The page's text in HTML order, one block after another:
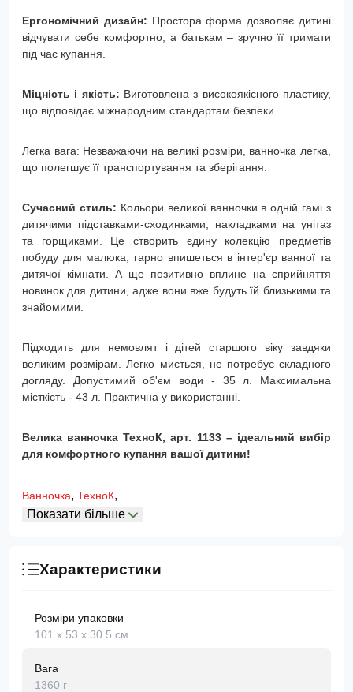
Ергономічний дизайн: Простора форма дозволяє дитині
відчувати себе комфортно, а батькам – зручно її тримати
під час купання.
Міцність і якість: Виготовлена з високоякісного пластику,
що відповідає міжнародним стандартам безпеки.
Легка вага: Незважаючи на великі розміри, ванночка легка,
що полегшує її транспортування та зберігання.
Сучасний стиль: Кольори великої ванночки в одній гамі з
дитячими підставками-сходинками, накладками на унітаз
та горщиками. Це створить єдину колекцію предметів
побуду для малюка, гарно впишеться в інтер'єр ванної та
дитячої кімнати. А ще позитивно вплине на сприйняття
новинок для дитини, адже вони вже будуть їй близькими та
знайомими.
Підходить для немовлят і дітей старшого віку завдяки
великим розмірам. Легко миється, не потребує складного
догляду. Допустимий об'єм води - 35 л. Максимальна
місткість - 43 л. Практична у використанні.
Велика ванночка ТехноК, арт. 1133 – ідеальний вибір
для комфортного купання вашої дитини!
Ванночка, ТехноК,
Показати більше
Характеристики
Розміри упаковки
101 х 53 х 30.5 см
Вага
1360 г